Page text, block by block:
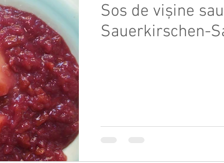
Sos de vișine
Sauerkirschen-